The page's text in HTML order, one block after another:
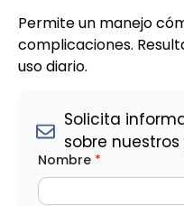
Permite un manejo
complicaciones.
uso diario.
Solicita
sobre
Nombre *